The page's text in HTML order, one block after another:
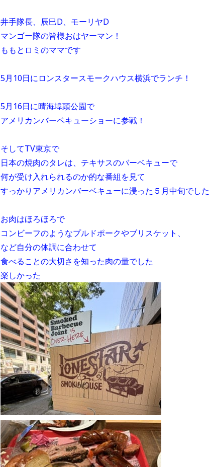
井手隊長、辰巳D、モーリヤD
マンゴー隊の皆様おはヤーマン！
ももとロミのママです
5月10日にロンスタースモークハウス横浜でランチ！
5月16日に晴海埠頭公園で
アメリカンバーベキューショーに参戦！
そしてTV東京で
日本の焼肉のタレは、テキサスのバーベキューで
何が受け入れられるのか的な番組を見て
すっかりアメリカンバーベキューに浸った５月中旬でした
お肉はほろほろで
コンビーフのようなプルドポークやブリスケット、
など自分の体調に合わせて
食べることの大切さを知った肉の量でした
楽しかった